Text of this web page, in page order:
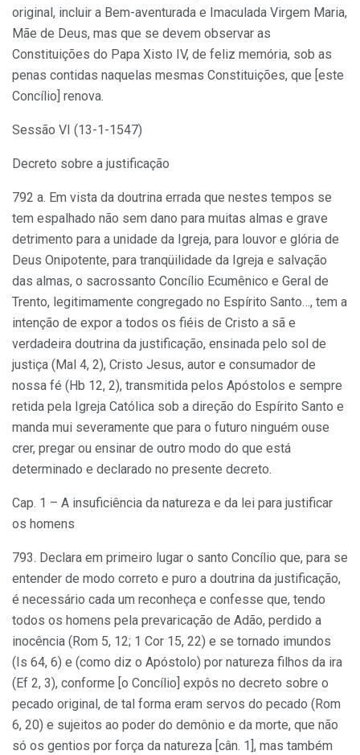
original, incluir a Bem-aventurada e Imaculada Virgem Maria,
Mãe de Deus, mas que se devem observar as
Constituições do Papa Xisto IV, de feliz memória, sob as
penas contidas naquelas mesmas Constituições, que [este
Concílio] renova.
Sessão VI (13-1-1547)
Decreto sobre a justificação
792 a. Em vista da doutrina errada que nestes tempos se
tem espalhado não sem dano para muitas almas e grave
detrimento para a unidade da Igreja, para louvor e glória de
Deus Onipotente, para tranqüilidade da Igreja e salvação
das almas, o sacrossanto Concílio Ecumênico e Geral de
Trento, legitimamente congregado no Espírito Santo…, tem a
intenção de expor a todos os fiéis de Cristo a sã e
verdadeira doutrina da justificação, ensinada pelo sol de
justiça (Mal 4, 2), Cristo Jesus, autor e consumador de
nossa fé (Hb 12, 2), transmitida pelos Apóstolos e sempre
retida pela Igreja Católica sob a direção do Espírito Santo e
manda mui severamente que para o futuro ninguém ouse
crer, pregar ou ensinar de outro modo do que está
determinado e declarado no presente decreto.
Cap. 1 – A insuficiência da natureza e da lei para justificar
os homens
793. Declara em primeiro lugar o santo Concílio que, para se
entender de modo correto e puro a doutrina da justificação,
é necessário cada um reconheça e confesse que, tendo
todos os homens pela prevaricação de Adão, perdido a
inocência (Rom 5, 12; 1 Cor 15, 22) e se tornado imundos
(Is 64, 6) e (como diz o Apóstolo) por natureza filhos da ira
(Ef 2, 3), conforme [o Concílio] expôs no decreto sobre o
pecado original, de tal forma eram servos do pecado (Rom
6, 20) e sujeitos ao poder do demônio e da morte, que não
só os gentios por força da natureza [cân. 1], mas também